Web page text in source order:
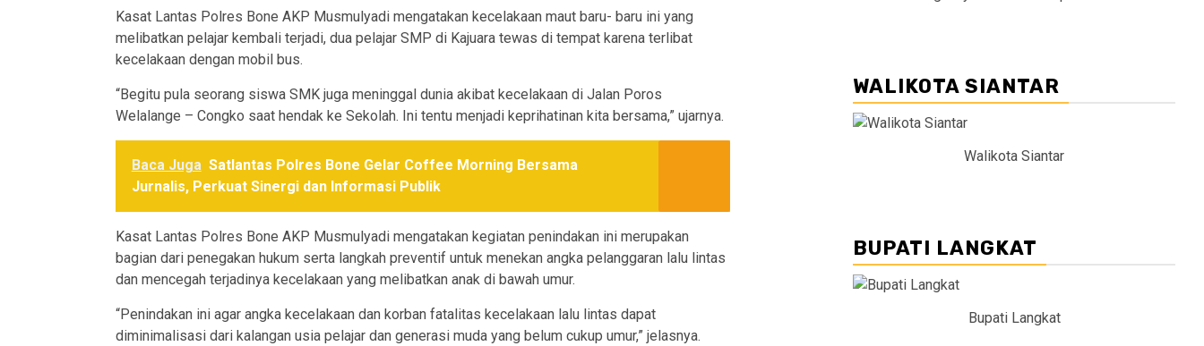
Kasat Lantas Polres Bone AKP Musmulyadi mengatakan kecelakaan maut baru- baru ini yang
melibatkan pelajar kembali terjadi, dua pelajar SMP di Kajuara tewas di tempat karena terlibat
kecelakaan dengan mobil bus.
“Begitu pula seorang siswa SMK juga meninggal dunia akibat kecelakaan di Jalan Poros
Welalange – Congko saat hendak ke Sekolah. Ini tentu menjadi keprihatinan kita bersama,” ujarnya.
Baca Juga Satlantas Polres Bone Gelar Coffee Morning Bersama
Jurnalis, Perkuat Sinergi dan Informasi Publik
Kasat Lantas Polres Bone AKP Musmulyadi mengatakan kegiatan penindakan ini merupakan
bagian dari penegakan hukum serta langkah preventif untuk menekan angka pelanggaran lalu lintas
dan mencegah terjadinya kecelakaan yang melibatkan anak di bawah umur.
“Penindakan ini agar angka kecelakaan dan korban fatalitas kecelakaan lalu lintas dapat
diminimalisasi dari kalangan usia pelajar dan generasi muda yang belum cukup umur,” jelasnya.
WALIKOTA SIANTAR
Walikota Siantar
BUPATI LANGKAT
Bupati Langkat